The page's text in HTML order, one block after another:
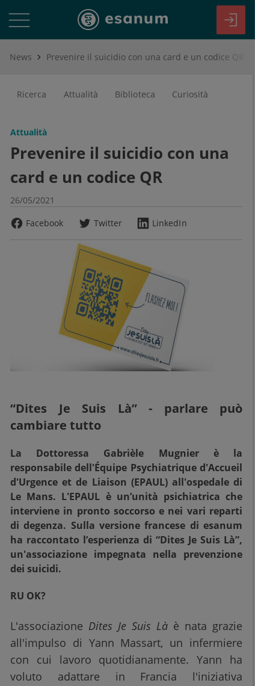
News Prevenire il suicidio con una card e un codice QR
Ricerca Attualità Biblioteca Curiosità
Attualità
Prevenire il suicidio con una
card e un codice QR
26/05/2021
Facebook
Twitter LinkedIn
“Dites Je Suis Là” - parlare può
cambiare tutto
La Dottoressa Gabrièle Mugnier è la
responsabile dell'Équipe Psychiatrique d'Accueil
d'Urgence et de Liaison (EPAUL) all'ospedale di
Le Mans. L'EPAUL è un’unità psichiatrica che
interviene in pronto soccorso e nei vari reparti
di degenza. Sulla versione francese di esanum
ha raccontato l’esperienza di “Dites Je Suis Là”,
un'associazione impegnata nella prevenzione
dei suicidi.
RU OK?
L'associazione Dites Je Suis Là è nata grazie
all'impulso di Yann Massart, un infermiere
con cui lavoro quotidianamente. Yann ha
voluto adattare in Francia l'iniziativa